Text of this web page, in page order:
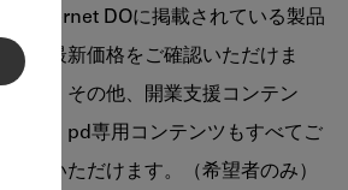
Internet DOに掲載されている製品
の最新価格をご確認いただけま
す。その他、開業支援コンテン
ツ、pd専用コンテンツもすべてご
覧いただけます。（希望者のみ）